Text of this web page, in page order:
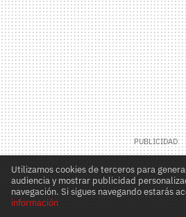
Utilizamos cookies de terceros para
audiencia y mostrar publicidad
navegación. Si sigues navegando estarás
información